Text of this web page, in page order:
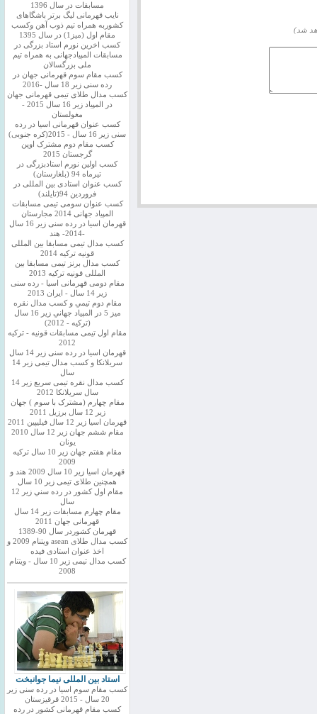
شد)
مسابقات در سال 1396
نایب قهرمانی لیگ برتر باشگاهای
کشوربه همراه تیم ذوب آهن وکسب
مقام اول (میز1) در سال 1395
کسب اخرین نورم استاد بزرگی در
مسابقات المپیادجهانی به همراه تیم
ملی بزرگسالان
کسب مقام سوم قهرمانی جهان در
رده سنی زیر 18 سال -2016
کسب مدال طلای تیمی قهرمانی جهان
در المپیاد زیر 16 سال 2015 -
مغولستان
کسب عنوان قهرمانی اسیا در رده
سنی زیر 16 سال - 2015(کره جنوبی)
کسب مقام دوم مشترک اوپن
گرجستان 2015
کسب اولین نورم استادبزرگی در
تیرماه 94 (بلغارستان)
کسب عنوان استادی بین المللی در
فروردین 94(تایلند)
کسب عنوان سومی تیمی مسابقات
المپیاد جهانی 2014 مجارستان
قهرمان اسیا در رده سنی زیر 16 سال
-2014- هند
کسب مدال تیمی مسابقا بین المللی
قونیه ترکیه 2014
کسب مدال برنز تیمی مسابقا بین
المللی قونیه ترکیه 2013
مقام دومی قهرمانی اسیا - رده سنی
زیر 14 سال - ایران 2013
مقام دوم تيمي و كسب مدال نقره
ميز 5 در المپياد جهاني زير 16 سال
(تركيه - 2012)
مقام اول تیمی مسابقات قونیه - ترکیه
2012
قهرمان اسیا در رده سنی زیر 14 سال
سريلانكا و کسب مدال تیمی زیر 14
سال
کسب مدال نقره تیمی سریع زیر 14
سال سریلانکا 2012
مقام چهارم (مشترک با سوم ) جهان
زیر 12 سال برزیل 2011
قهرمان اسيا زير 12 سال فیلیپین 2011
مقام ششم جهان زیر 12 سال 2010
یونان
مقام هفتم جهان زیر 10 سال ترکیه
2009
قهرمان اسيا زیر 10 سال 2009 هند و
همچنین طلای تیمی زیر 10 سال
مقام اول كشور در رده سني زير 12
سال
مقام چهارم مسابقات زیر 14 سال
قهرمانی جهان 2011
قهرمان کشوردر سال 90-1389
کسب مدال طلای asean ویتنام 2009 و
اخذ عنوان استادی فیده
کسب مدال تیمی زیر 10 سال - ویتنام
2008
استاد بین المللی نیما جوانبخت
کسب مقام سوم اسیا در رده سنی زیر
20 سال - 2015 قرقیزستان
کسب مقام قهرمانی کشور در رده